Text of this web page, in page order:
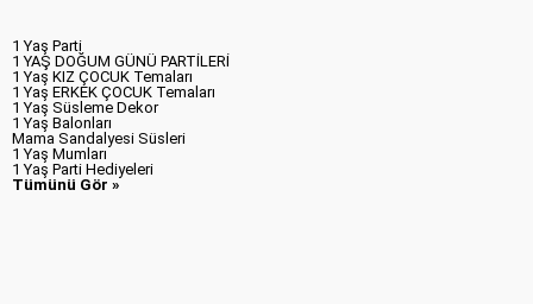
1 Yaş Parti
1 YAŞ DOĞUM GÜNÜ PARTİLERİ
1 Yaş KIZ ÇOCUK Temaları
1 Yaş ERKEK ÇOCUK Temaları
1 Yaş Süsleme Dekor
1 Yaş Balonları
Mama Sandalyesi Süsleri
1 Yaş Mumları
1 Yaş Parti Hediyeleri
Tümünü Gör »